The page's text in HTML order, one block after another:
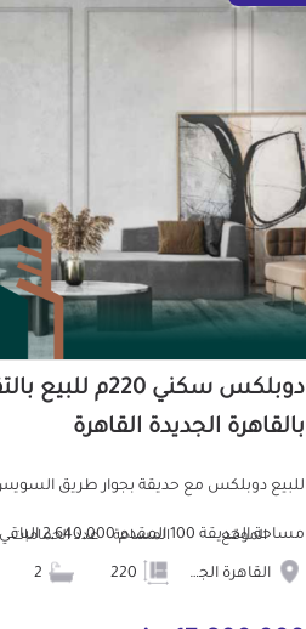
دوبلكس سكني 220م
بالقاهرة الجديدة القاهرة
مساحة الحديقة 100 المقدم 2,640,000 الباقي عل...
الموقع
القاهرة الجديدة
المساحة عدد الحمامات